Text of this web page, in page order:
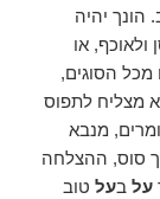
יהיה
ולאוכף, או
מכל הסוגים,
מצליח לתפוס
מנבא
סוס, ההצלחה
על בעל טוב